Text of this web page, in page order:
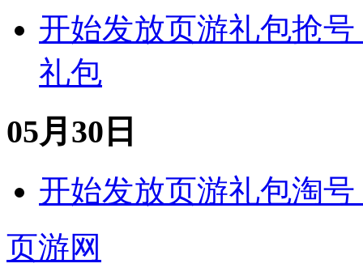
开始发放页游礼包抢号
礼包
05月30日
开始发放页游礼包淘号
页游网